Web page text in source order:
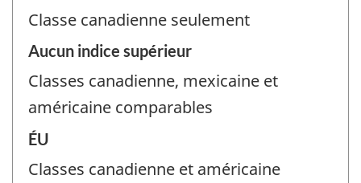
Classe canadienne seulement
Aucun indice supérieur
Classes canadienne, mexicaine et
américaine comparables
ÉU
Classes canadienne et américaine